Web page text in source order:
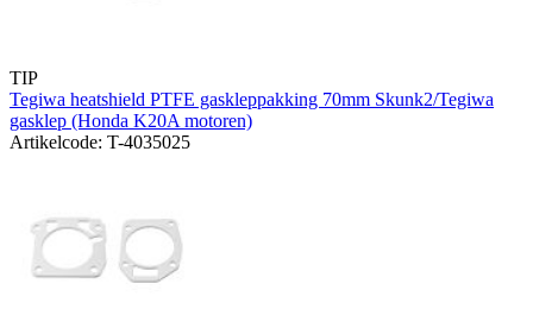
TIP
Tegiwa heatshield PTFE gaskleppakking 70mm Skunk2/Tegiwa
gasklep (Honda K20A motoren)
Artikelcode: T-4035025